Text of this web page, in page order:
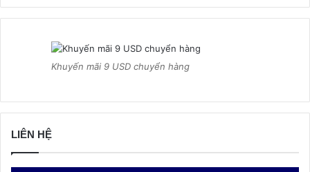
Khuyến mãi 9 USD chuyển hàng
LIÊN HỆ